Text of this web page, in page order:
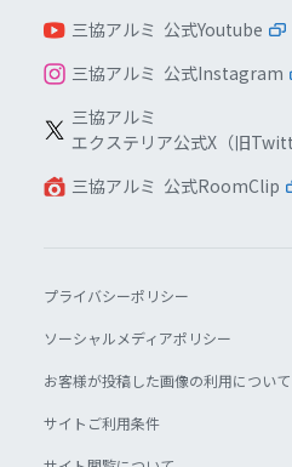
三協アルミ 公式Youtube
三協アルミ 公式Instagram
三協アルミ
エクステリア公式X（旧
三協アルミ 公式RoomClip
プライバシーポリシー
ソーシャルメディアポリシー
お客様が投稿した画像の利用について
サイトご利用条件